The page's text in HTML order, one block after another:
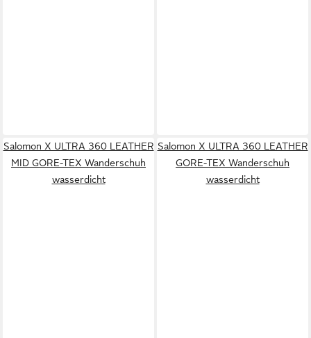
Salomon X ULTRA 360 LEATHER
MID GORE-TEX Wanderschuh
wasserdicht
Salomon X ULTRA 360 LEATHER
GORE-TEX Wanderschuh
wasserdicht